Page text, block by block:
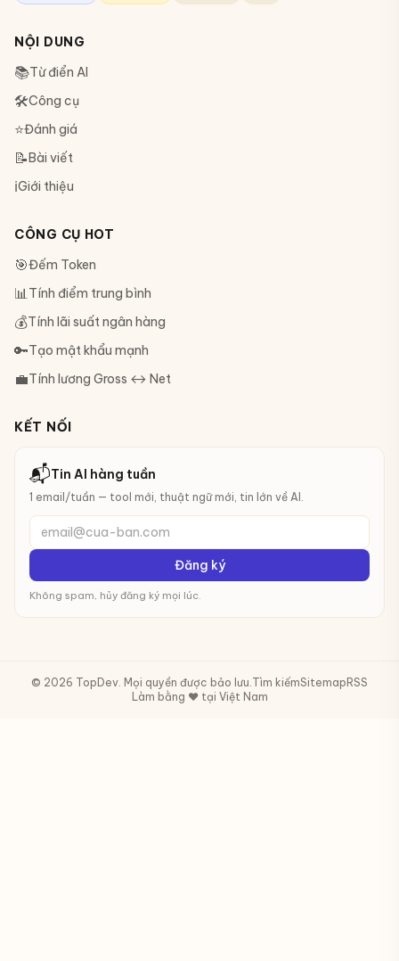
NỘI DUNG
📚Từ điển AI
🛠Công cụ
⭐Đánh giá
📝Bài viết
ℹ️Giới thiệu
CÔNG CỤ HOT
🎯Đếm Token
📊Tính điểm trung bình
💰Tính lãi suất ngân hàng
🔑Tạo mật khẩu mạnh
💼Tính lương Gross ↔ Net
KẾT NỐI
📬Tin AI hàng tuần
1 email/tuần — tool mới, thuật ngữ mới, tin lớn về AI.
email@cua-ban.com
Đăng ký
Không spam, hủy đăng ký mọi lúc.
© 2026 TopDev. Mọi quyền được bảo lưu.Tìm kiếmSitemap RSS
Làm bằng ❤️ tại Việt Nam